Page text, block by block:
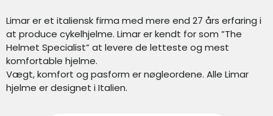
Limar er et italiensk firma med mere end 27 års erfaring i
at produce cykelhjelme. Limar er kendt for som ”The
Helmet Specialist” at levere de letteste og mest
komfortable hjelme.
Vægt, komfort og pasform er nøgleordene. Alle Limar
hjelme er designet i Italien.